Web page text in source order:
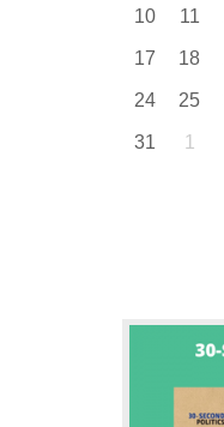
10 11
17 18
24 25
31 1